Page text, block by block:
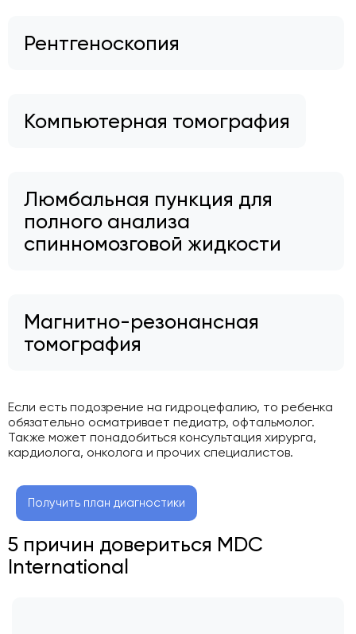
Рентгеноскопия
Компьютерная томография
Люмбальная пункция для
полного анализа
спинномозговой жидкости
Магнитно-резонансная
томография
Если есть подозрение на гидроцефалию, то ребенка
обязательно осматривает педиатр, офтальмолог.
Также может понадобиться консультация хирурга,
кардиолога, онколога и прочих специалистов.
Получить план диагностики
5 причин довериться MDC
International